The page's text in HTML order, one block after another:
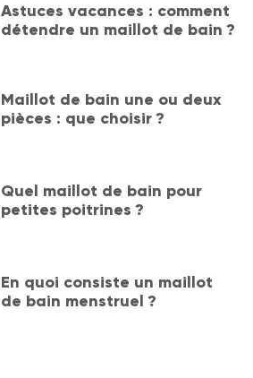
Astuces vacances : comment
détendre un maillot de bain ?
Maillot de bain une ou deux
pièces : que choisir ?
Quel maillot de bain pour
petites poitrines ?
En quoi consiste un maillot
de bain menstruel ?